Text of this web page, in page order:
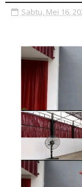
Sabtu, Mei 16,